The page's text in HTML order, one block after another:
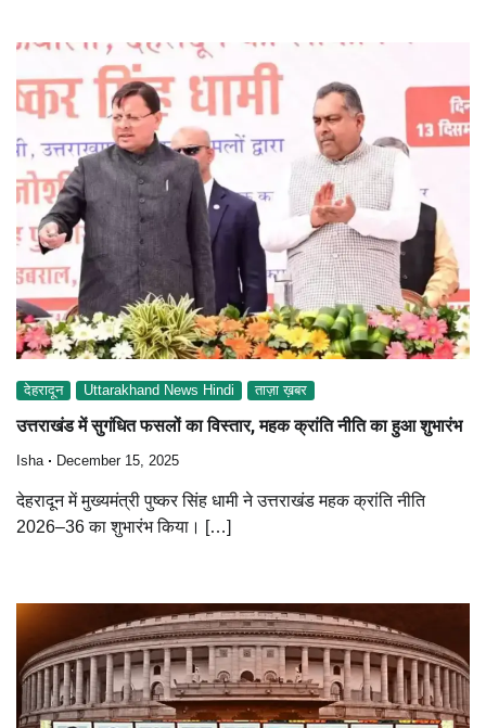
देहरादून Uttarakhand News Hindi ताज़ा ख़बर
उत्तराखंड में सुगंधित फसलों का विस्तार, महक क्रांति नीति का हुआ शुभारंभ
Isha December 15, 2025
देहरादून में मुख्यमंत्री पुष्कर सिंह धामी ने उत्तराखंड महक क्रांति नीति
2026–36 का शुभारंभ किया। […]